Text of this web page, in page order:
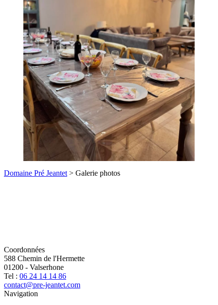
Domaine Pré Jeantet > Galerie photos
Coordonnées
588 Chemin de l'Hermette
01200 - Valserhone
Tel : 06 24 14 14 86
contact@pre-jeantet.com
Navigation